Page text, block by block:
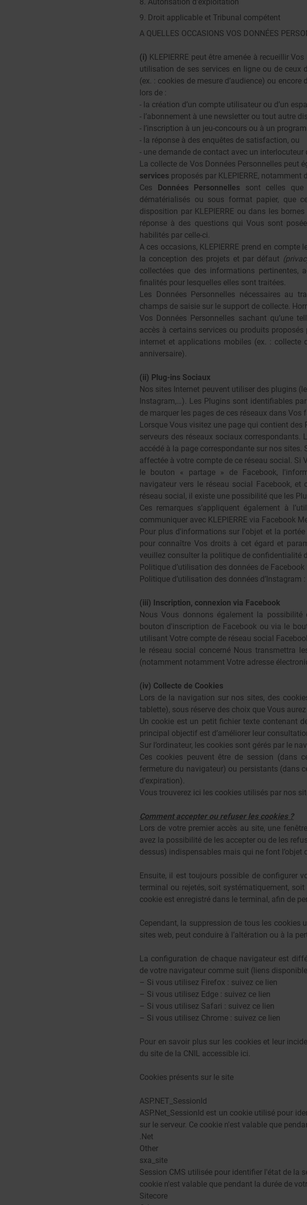
9. Droit applicable et Tribunal compétent
A QUELLES OCCASIONS VOS DONNÉES
(i) KLEPIERRE peut être amenée à recueillir
utilisation de ses services en ligne ou de ceux
(ex. : cookies de mesure d’audience) ou
lors de :
- la création d’un compte utilisateur ou d’un
- l’abonnement à une newsletter ou tout autre
- l’inscription à un jeu-concours ou à un
- la réponse à des enquêtes de satisfaction, ou
- une demande de contact avec un interlocuteur
La collecte de Vos Données Personnelles peut
services proposés par KLEPIERRE,
Ces Données Personnelles sont celles
dématérialisés ou sous format papier, que
disposition par KLEPIERRE ou dans les
réponse à des questions qui Vous sont
habilités par celle-ci.
A ces occasions, KLEPIERRE prend en
la conception des projets et par défaut
collectées que des informations pertinentes,
finalités pour lesquelles elles sont traitées.
Les Données Personnelles nécessaires au
champs de saisie sur le support de collecte.
Vos Données Personnelles sachant qu’une
accès à certains services ou produits
internet et applications mobiles (ex. : collecte
anniversaire).
(ii) Plug-ins Sociaux
Nos sites Internet peuvent utiliser des plugins
Instagram,…). Les Plugins sont identifiables
de marquer les pages de ces réseaux dans
Lorsque Vous visitez une page qui contient
serveurs des réseaux sociaux
accédé à la page correspondante sur nos sites.
affectée à votre compte de ce réseau social. Si
le bouton « partage » de Facebook,
navigateur vers le réseau social Facebook,
réseau social, il existe une possibilité que les
Ces remarques s’appliquent également à
communiquer avec KLEPIERRE via Facebook
Pour plus d'informations sur l'objet et la
pour connaître Vos droits à cet égard et
veuillez consulter la politique de confidentialité
Politique d’utilisation des données de Facebook
Politique d’utilisation des données d’Instagram :
(iii) Inscription, connexion via Facebook
Nous Vous donnons également la
bouton d'inscription de Facebook ou via le
utilisant Votre compte de réseau social
le réseau social concerné Nous transmettra
(notamment notamment Votre adresse
(iv) Collecte de Cookies
Lors de la navigation sur nos sites, des
tablette), sous réserve des choix que Vous
Un cookie est un petit fichier texte contenant
principal objectif est d’améliorer leur
Sur l’ordinateur, les cookies sont gérés par le
Ces cookies peuvent être de session (dans
fermeture du navigateur) ou persistants (dans
d’expiration).
Vous trouverez ici les cookies utilisés par nos
Comment accepter ou refuser les cookies ?
Lors de votre premier accès au site, une
avez la possibilité de les accepter ou de les
dessus) indispensables mais qui ne font l’objet
Ensuite, il est toujours possible de configurer
terminal ou rejetés, soit systématiquement,
cookie est enregistré dans le terminal, afin de
Cependant, la suppression de tous les cookies
sites web, peut conduire à l’altération ou à la
La configuration de chaque navigateur est
de votre navigateur comme suit (liens
– Si vous utilisez Firefox : suivez ce lien
– Si vous utilisez Edge : suivez ce lien
– Si vous utilisez Safari : suivez ce lien
– Si vous utilisez Chrome : suivez ce lien
Pour en savoir plus sur les cookies et leur
du site de la CNIL accessible ici.
Cookies présents sur le site
ASP.NET_SessionId
ASP.Net_SessionId est un cookie utilisé pour
sur le serveur. Ce cookie n'est valable que
.Net
Other
sxa_site
Session CMS utilisée pour identifier l'état de la
cookie n'est valable que pendant la durée de
Sitecore